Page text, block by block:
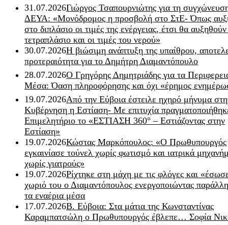
31.07.2026Γιώργος Τσαπουρνιώτης για τη
ΔΕΥΑ: «Μονόδρομος η προσβολή στο ΣτΕ- Όπως
στο διπλάσιο οι τιμές της ενέργειας, έτσι θα
τετραπλάσιο και οι τιμές του νερού»
30.07.2026Η βιώσιμη ανάπτυξη της υπαίθρου,
προτεραιότητα για το Δημήτρη Διαμαντόπουλο
28.07.2026Ο Γρηγόρης Δημητριάδης για τα
Μέσα: Όαση πληροφόρησης και όχι «έρημος
19.07.2026Από την Εύβοια έστειλε ηχηρό μήνυμα
Κυβέρνηση η Εστίαση- Με επιτυχία
Επιμελητήριο το «ΕΣΤΙΑΣΗ 360° – Εστιάζοντας στην
Εστίαση»
19.07.2026Κώστας Μαρκόπουλος: «Ο Πρωθυπουργός
εγκαινίασε τούνελ χωρίς φωτισμό και ιατρικά
χωρίς γιατρούς»
19.07.2026Ρίχτηκε στη μάχη με τις φλόγες και
χωριό του ο Διαμαντόπουλος ενεργοποιώντας
τα εναέρια μέσα
17.07.2026Β. Εύβοια: Στα μάτια της Κωνσταντίνας
Καραμπατσώλη ο Πρωθυπουργός έβλεπε… Σοφία